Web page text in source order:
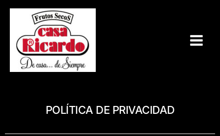
contenido
POLÍTICA DE PRIVACIDAD